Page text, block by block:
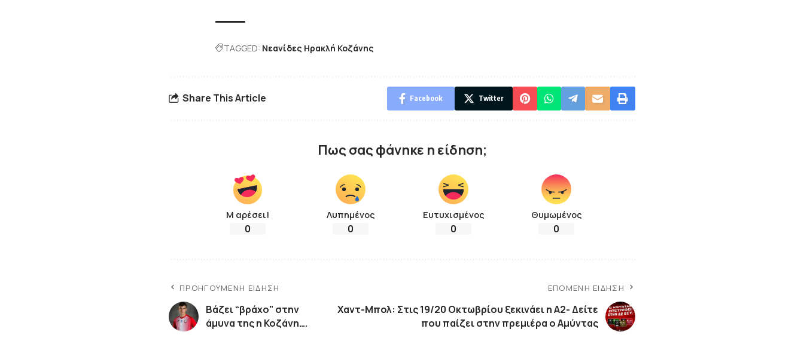
TAGGED: Νεανίδες Ηρακλή Κοζάνης
Share This Article Facebook Twitter
Πως σας φάνηκε η είδηση;
Μ αρέσει!
0
Λυπημένος
0
Ευτυχισμένος
0
Θυμωμένος
0
ΠΡΟΗΓΟΎΜΕΝΗ ΕΊΔΗΣΗ
Βάζει “βράχο” στην
άμυνα της η Κοζάνη….
ΕΠΌΜΕΝΗ ΕΊΔΗΣΗ
Χαντ-Μπολ: Στις 19/20 Οκτωβρίου ξεκινάει η Α2- Δείτε
που παίζει στην πρεμιέρα ο Αμύντας